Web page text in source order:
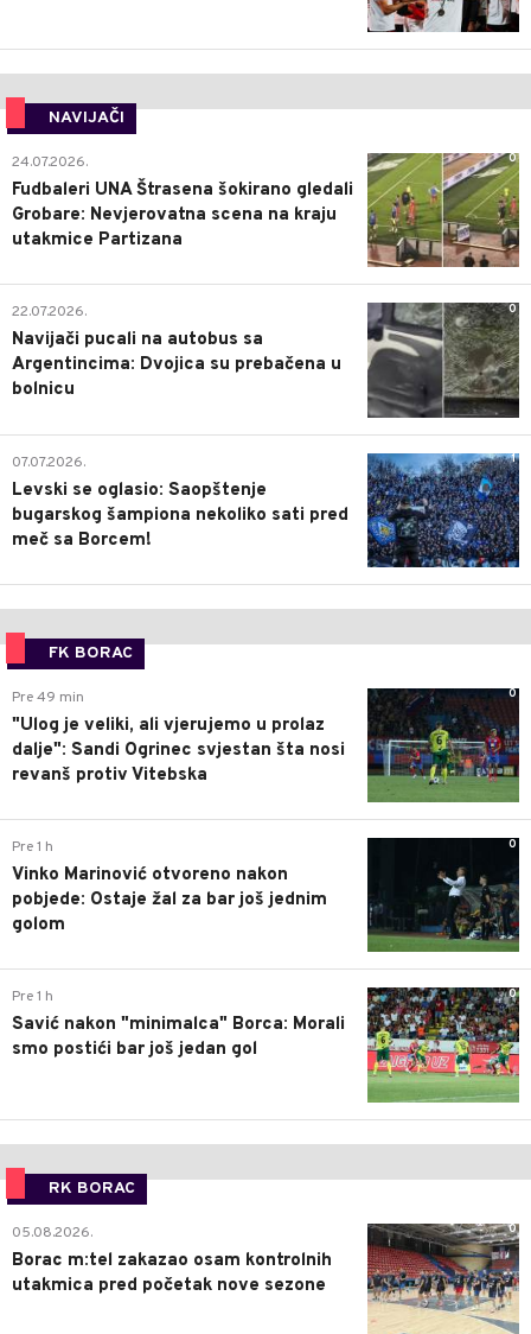
NAVIJAČI
0
24.07.2026.
Fudbaleri UNA Štrasena šokirano gledali
Grobare: Nevjerovatna scena na kraju
utakmice Partizana
0
22.07.2026.
Navijači pucali na autobus sa
Argentincima: Dvojica su prebačena u
bolnicu
1
07.07.2026.
Levski se oglasio: Saopštenje
bugarskog šampiona nekoliko sati pred
meč sa Borcem!
FK BORAC
0
Pre 49 min
"Ulog je veliki, ali vjerujemo u prolaz
dalje": Sandi Ogrinec svjestan šta nosi
revanš protiv Vitebska
0
Pre 1 h
Vinko Marinović otvoreno nakon
pobjede: Ostaje žal za bar još jednim
golom
0
Pre 1 h
Savić nakon "minimalca" Borca: Morali
smo postići bar još jedan gol
RK BORAC
0
05.08.2026.
Borac m:tel zakazao osam kontrolnih
utakmica pred početak nove sezone